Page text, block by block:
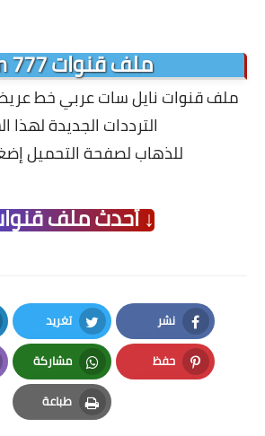
ملف قنوات Train 777
ملف قنوات نايل سات عربي خط
الترددات الجديدة لهذا
للذهاب لصفحة التحميل
↓ أحدث ملف
نشر
Facebook
تغريد
Twitter
حفظ
Pinterest
مشاركة
Whatsapp
طباعة
Print